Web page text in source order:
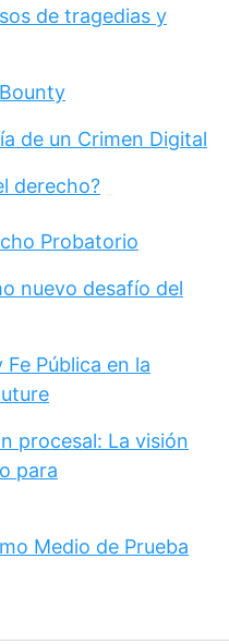
de tragedias y
de un Crimen Digital
derecho?
Probatorio
nuevo desafío del
Pública en la
procesal: La visión
para
Medio de Prueba